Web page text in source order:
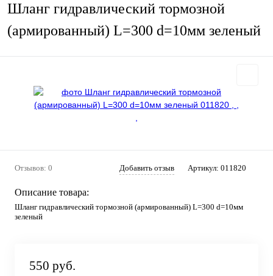
Шланг гидравлический тормозной
(армированный) L=300 d=10мм зеленый
Отзывов: 0 Добавить отзыв Артикул: 011820
Описание товара:
Шланг гидравлический тормозной (армированный) L=300 d=10мм
зеленый
550 руб.